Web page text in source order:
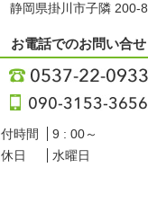
静岡県掛川市子隣 200-8
お電話でのお問い合せ
時間
9 : 00～
日
水曜日